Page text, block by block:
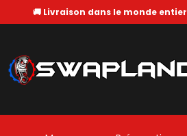
🚚 Livraison dans le monde entier